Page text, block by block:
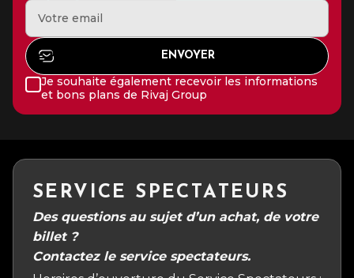
Je souhaite également recevoir les informations
et bons plans de Rivaj Group
SERVICE SPECTATEURS
Des questions au sujet d’un achat, de votre
billet ?
Contactez le service spectateurs.